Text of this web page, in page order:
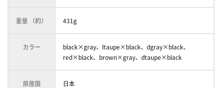
重量 （約） 431g
カラー
black×gray、ltaupe×black、dgray×black、
red×black、brown×gray、dtaupe×black
原産国 日本